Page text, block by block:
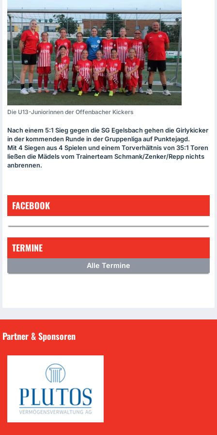
Die U13-Juniorinnen der Offenbacher Kickers
Nach einem 5:1 Sieg gegen die SG Egelsbach gehen die Girlykicker
in der kommenden Runde in der Gruppenliga auf Punktejagd.
Mit 4 Siegen aus 4 Spielen und einem Torverhältnis von 35:1 Toren
ließen die Mädels vom Trainerteam Schmank/Zenker/Repp nichts
anbrennen.
FACEBOOK
TERMINE
Alle Termine
Partner & Sponsoren